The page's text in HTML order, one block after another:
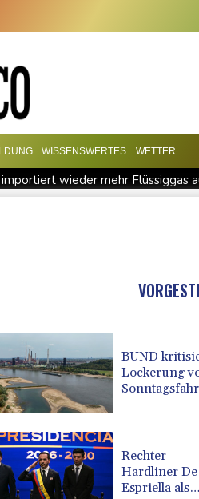
WISSENSWERTES WETTER
wieder mehr Flüssiggas
Feiertagsfahrverbot für
BUND
Lockerung
Rechter
Hardliner De
Espriella als